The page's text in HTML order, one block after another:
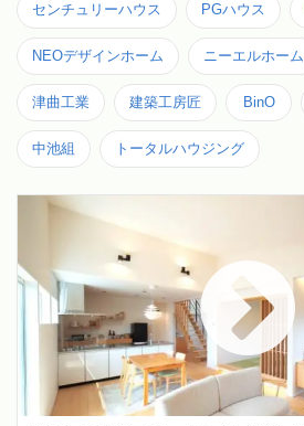
センチュリーハウス PGハウス
NEOデザインホーム ニーエルホーム
津曲工業 建築工房匠 BinO
中池組 トータルハウジング